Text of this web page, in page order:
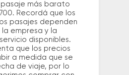
pasaje más barato
Recordá que los
pasajes dependen
empresa y la
disponibles.
que los precios
a medida que se
de viaje, por lo